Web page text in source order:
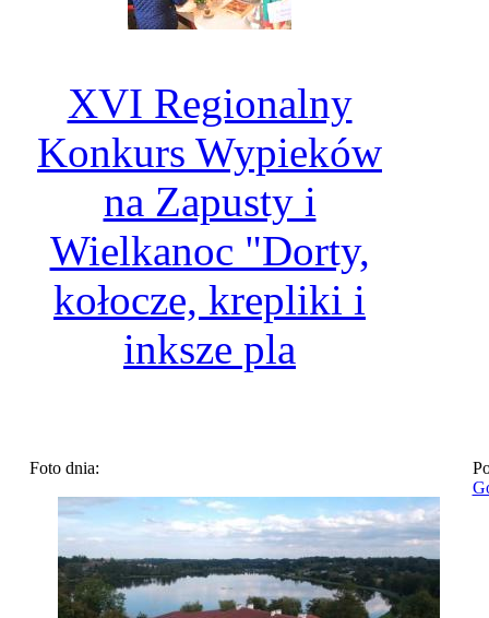
XVI Regionalny
Konkurs Wypieków
na Zapusty i
Wielkanoc "Dorty,
kołocze, krepliki i
inksze pla
Foto dnia: